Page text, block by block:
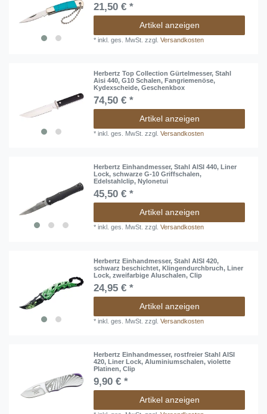
21,50 € *
Artikel anzeigen
*inkl. ges. MwSt. zzgl.Versandkosten
Herbertz Top Collection Gürtelmesser, Stahl
Aisi 440, G10 Schalen, Fangriemenöse,
Kydexscheide, Geschenkbox
74,50 € *
Artikel anzeigen
*inkl. ges. MwSt. zzgl.Versandkosten
Herbertz Einhandmesser, Stahl AISI 440, Liner
Lock, schwarze G-10 Griffschalen,
Edelstahlclip, Nylonetui
45,50 € *
Artikel anzeigen
*inkl. ges. MwSt. zzgl.Versandkosten
Herbertz Einhandmesser, Stahl AISI 420,
schwarz beschichtet, Klingendurchbruch, Liner
Lock, zweifarbige Aluschalen, Clip
24,95 € *
Artikel anzeigen
*inkl. ges. MwSt. zzgl.Versandkosten
Herbertz Einhandmesser, rostfreier Stahl AISI
420, Liner Lock, Aluminiumschalen, violette
Platinen, Clip
9,90 € *
Artikel anzeigen